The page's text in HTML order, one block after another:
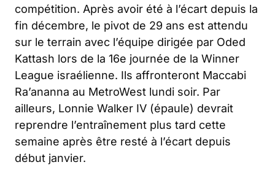
compétition. Après avoir été à l’écart depuis la
fin décembre, le pivot de 29 ans est attendu
sur le terrain avec l’équipe dirigée par Oded
Kattash lors de la 16e journée de la Winner
League israélienne. Ils affronteront Maccabi
Ra’ananna au MetroWest lundi soir. Par
ailleurs, Lonnie Walker IV (épaule) devrait
reprendre l’entraînement plus tard cette
semaine après être resté à l’écart depuis
début janvier.